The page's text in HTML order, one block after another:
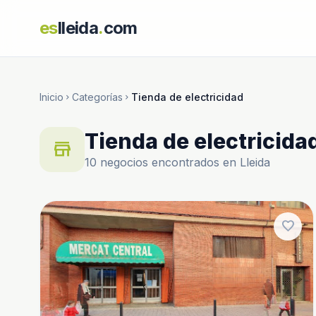
eslleida.com
Inicio chevron_right Categorías chevron_right Tienda de electricidad
store Tienda de
10 negocios encontrados en Lleida
favorite